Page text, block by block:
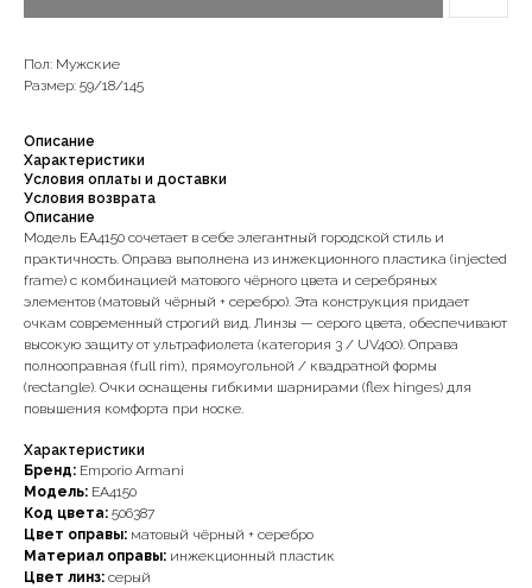
Пол: Мужские
Размер: 59/18/145
Описание
Характеристики
Условия оплаты и доставки
Условия возврата
Описание
Модель EA4150 сочетает в себе элегантный городской стиль и
практичность. Оправа выполнена из инжекционного пластика (injected
frame) с комбинацией матового чёрного цвета и серебряных
элементов (матовый чёрный + серебро). Эта конструкция придает
очкам современный строгий вид. Линзы — серого цвета, обеспечивают
высокую защиту от ультрафиолета (категория 3 / UV400). Оправа
полнооправная (full rim), прямоугольной / квадратной формы
(rectangle). Очки оснащены гибкими шарнирами (flex hinges) для
повышения комфорта при носке.
Характеристики
Бренд: Emporio Armani
Модель: EA4150
Код цвета: 506387
Цвет оправы: матовый чёрный + серебро
Материал оправы: инжекционный пластик
Цвет линз: серый